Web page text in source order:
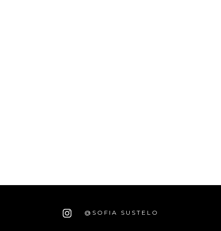
@SOFIA SUSTELO